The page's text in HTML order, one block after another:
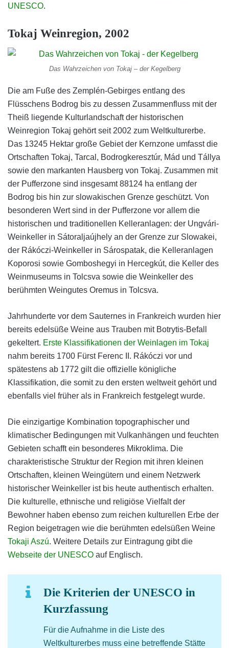
UNESCO.
Tokaj Weinregion, 2002
Das Wahrzeichen von Tokaj – der Kegelberg
Die am Fuße des Zemplén-Gebirges entlang des
Flüsschens Bodrog bis zu dessen Zusammenfluss mit der
Theiß liegende Kulturlandschaft der historischen
Weinregion Tokaj gehört seit 2002 zum Weltkulturerbe.
Das 13245 Hektar große Gebiet der Kernzone umfasst die
Ortschaften Tokaj, Tarcal, Bodrogkeresztúr, Mád und Tállya
sowie den markanten Hausberg von Tokaj. Zusammen mit
der Pufferzone sind insgesamt 88124 ha entlang der
Bodrog bis hin zur slowakischen Grenze geschützt. Von
besonderen Wert sind in der Pufferzone vor allem die
historischen und traditionellen Kelleranlagen: der Ungvári-
Weinkeller in Sátoraljaújhely an der Grenze zur Slowakei,
der Rákóczi-Weinkeller in Sárospatak, die Kelleranlagen
Koporosi sowie Gomboshegyi in Hercegkút, die Keller des
Weinmuseums in Tolcsva sowie die Weinkeller des
berühmten Weingutes Oremus in Tolcsva.
Jahrhunderte vor dem Sauternes in Frankreich wurden hier
bereits edelsüße Weine aus Trauben mit Botrytis-Befall
gekeltert. Erste Klassifikationen der Weinlagen im Tokaj
nahm bereits 1700 Fürst Ferenc II. Rákóczi vor und
spätestens ab 1772 gilt die offizielle königliche
Klassifikation, die somit zu den ersten weltweit gehört und
ebenfalls viel früher als in Frankreich festgelegt wurde.
Die einzigartige Kombination topographischer und
klimatischer Bedingungen mit Vulkanhängen und feuchten
Gebieten schafft ein besonderes Mikroklima. Die
charakteristische Struktur der Region mit ihren kleinen
Ortschaften, kleinen Weingütern und einem Netzwerk
historischer Weinkeller ist bis heute authentisch erhalten.
Die kulturelle, ethnische und religiöse Vielfalt der
Bewohner haben ebenso zum reichen kulturellen Erbe der
Region beigetragen wie die berühmten edelsüßen Weine
Tokaji Aszú. Weitere Details zur Eintragung gibt die
Webseite der UNESCO auf Englisch.
Die Kriterien der UNESCO in
Kurzfassung
Für die Aufnahme in die Liste des
Weltkulturerbes muss eine betreffende Stätte